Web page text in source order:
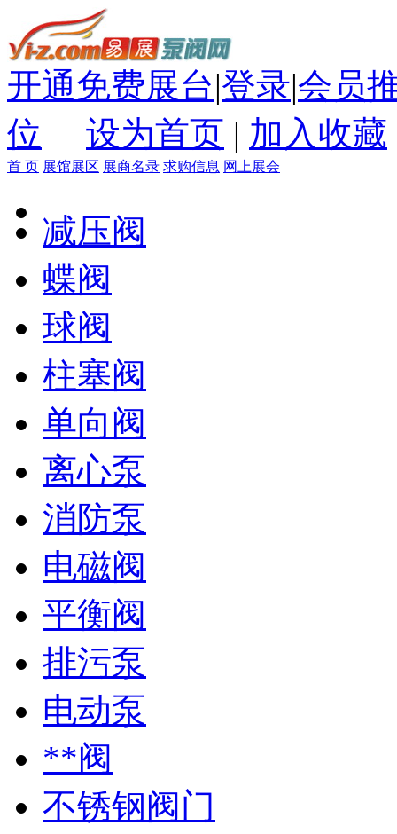
开通免费展台|登录|会员
位
设为首页 | 加入收藏
首 页 展馆展区 展商名录 求购信息 网上展会
减压阀
蝶阀
球阀
柱塞阀
单向阀
离心泵
消防泵
电磁阀
平衡阀
排污泵
电动泵
**阀
不锈钢阀门